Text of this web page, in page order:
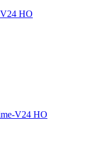
V24 НО
V24 НО